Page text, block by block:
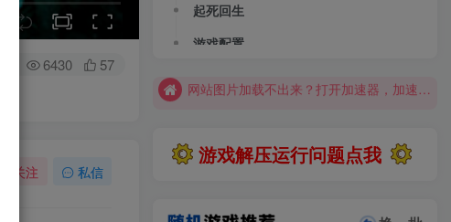
6430 57
关注 私信
起死回生
游戏配置
求游戏、游戏补档、资源反馈请去网站首页更新征集留言，其他界面响应不及时
全站资源解压密码：sygu.cc
游戏解压运行问题点我